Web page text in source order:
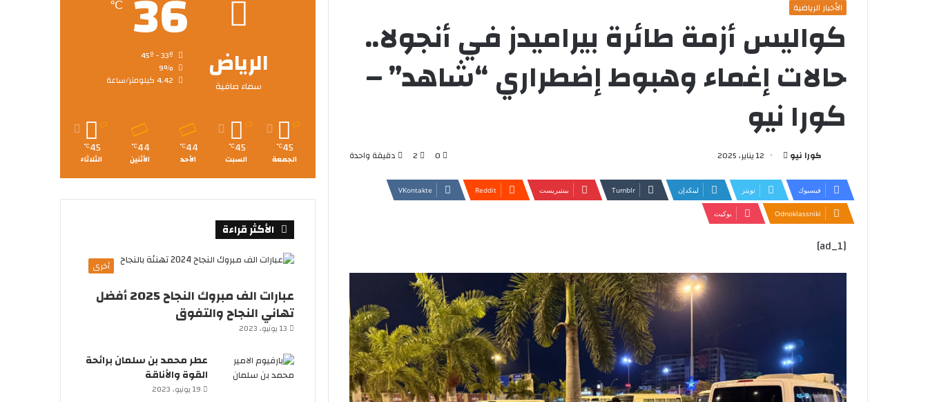
الأخبار الرياضية
كواليس أزمة طائرة بيراميدز في أنجولا..
حالات إغماء وهبوط إضطراري “شاهد” –
كورا نيو
كورا نيو
أرسل
إلكترونيا
12 يناير، 2025 0
2 دقيقة واحدة
فيسبوك تويتر لينكدإن بينتيريست
Odnoklassniki بوكيت
[ad_1]
الرياض
سماء صافية
℃
9%
4.42 كيلومتر/ساعة
45
℃
الجمعة
45
℃
السبت
44
℃
الأحد
44
℃
الأثنين
45
℃
الثلاثاء
الأكثر قراءة
أخرى
عبارات الف مبروك النجاح 2025 أفضل
تهاني النجاح والتفوق
13 يونيو، 2023
عطر محمد بن سلمان برائحة
القوة والأناقة
19 يونيو، 2023